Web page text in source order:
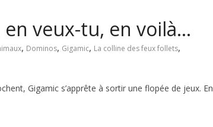
en veux-tu, en voilà…
, Dominos, Gigamic, La colline des feux follets,
Gigamic s’apprête à sortir une flopée de jeux. En